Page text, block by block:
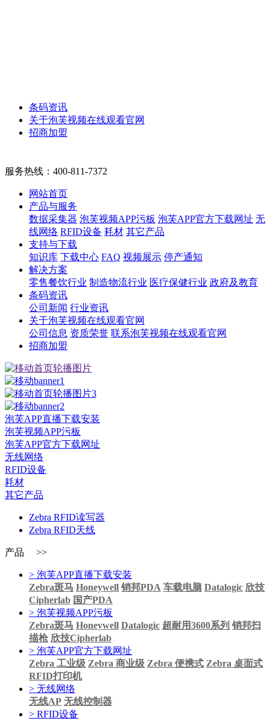
条码资讯
关于泡芙视频在线观看官网
招商加盟
服务热线： 400-811-7372
网站首页
产品与服务
数据采集器 泡芙视频APP污板 泡芙APP官方下载网址 无
线网络 RFID设备 耗材 其它产品
支持与下载
知识库 下载中心 FAQ 视频展示 停产通知
解决方案
零售餐饮行业 制造物流行业 医疗保健行业 政府及教育
条码资讯
公司新闻 行业资讯
关于泡芙视频在线观看官网
公司信息 资质荣誉 联系泡芙视频在线观看官网
招商加盟
泡芙APP直播下载安装
泡芙视频APP污板
泡芙APP官方下载网址
无线网络
RFID设备
耗材
其它产品
Zebra RFID读写器
Zebra RFID天线
产品 >>
> 泡芙APP直播下载安装
Zebra斑马 Honeywell 销邦PDA 车载电脑 Datalogic 欣技
Cipherlab 国产PDA
> 泡芙视频APP污板
Zebra斑马 Honeywell Datalogic 超耐用3600系列 销邦扫
描枪 欣技Cipherlab
> 泡芙APP官方下载网址
Zebra 工业级 Zebra 商业级 Zebra 便携式 Zebra 桌面式
RFID打印机
> 无线网络
无线AP 无线控制器
> RFID设备